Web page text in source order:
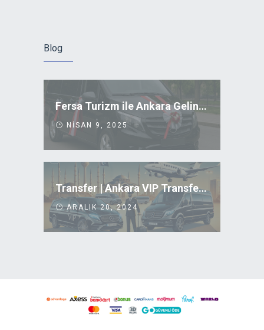
Blog
Fersa Turizm ile Ankara Gelin Arabası Kiralama
NISAN 9, 2025
Transfer | Ankara VIP Transfer Uygun Fiyatlar
ARALIK 20, 2024